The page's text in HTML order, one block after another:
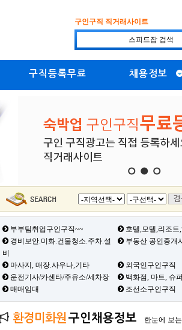
구인구직 직거래사이트
구직등록무료 채용정보
부부팀취업구인구직~~ 호텔,모텔,리조트
경비보안.미화.건물청소.주차.설
비
부동산 공인중개
마사지, 매장.사우나,기타
외국인구인구직
운전기사/카센타/주유소/세차장
백화점, 마트, 슈
매매임대
조선소구인구직
환경미화원 구인채용정보 한눈에 보